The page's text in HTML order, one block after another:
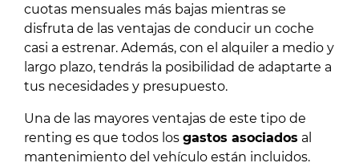
cuotas mensuales más bajas mientras se
disfruta de las ventajas de conducir un coche
casi a estrenar. Además, con el alquiler a medio y
largo plazo, tendrás la posibilidad de adaptarte a
tus necesidades y presupuesto.
Una de las mayores ventajas de este tipo de
renting es que todos los gastos asociados al
mantenimiento del vehículo están incluidos.